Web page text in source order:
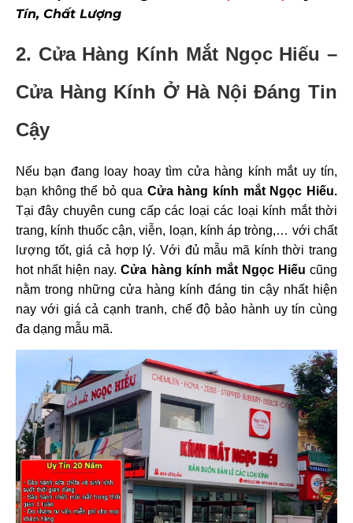
Tín, Chất Lượng
2. Cửa Hàng Kính Mắt Ngọc Hiếu –
Cửa Hàng Kính Ở Hà Nội Đáng Tin
Cậy
Nếu bạn đang loay hoay tìm cửa hàng kính mắt uy tín,
bạn không thể bỏ qua Cửa hàng kính mắt Ngọc Hiếu.
Tại đây chuyên cung cấp các loại các loại kính mắt thời
trang, kính thuốc cận, viễn, loạn, kính áp tròng,… với chất
lượng tốt, giá cả hợp lý. Với đủ mẫu mã kính thời trang
hot nhất hiện nay.Cửa hàng kính mắt Ngọc Hiếu cũng
nằm trong những cửa hàng kính đáng tin cậy nhất hiện
nay với giá cả cạnh tranh, chế độ bảo hành uy tín cùng
đa dạng mẫu mã.